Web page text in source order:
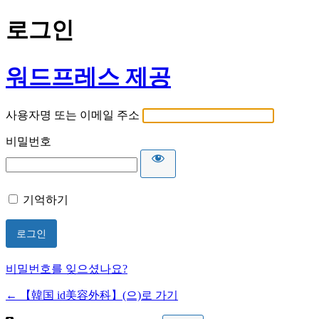
로그인
워드프레스 제공
사용자명 또는 이메일 주소
비밀번호
기억하기
비밀번호를 잊으셨나요?
← 【韓国 id美容外科】(으)로 가기